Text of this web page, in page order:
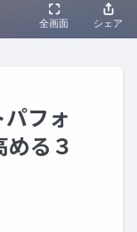
フォ
る３